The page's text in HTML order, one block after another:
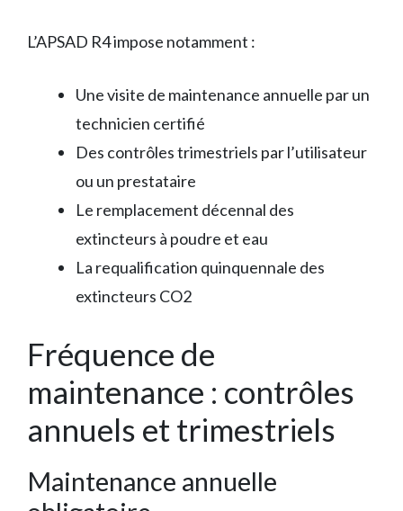
L’APSAD R4 impose notamment :
Une visite de maintenance annuelle par un
technicien certifié
Des contrôles trimestriels par l’utilisateur
ou un prestataire
Le remplacement décennal des
extincteurs à poudre et eau
La requalification quinquennale des
extincteurs CO2
Fréquence de
maintenance : contrôles
annuels et trimestriels
Maintenance annuelle